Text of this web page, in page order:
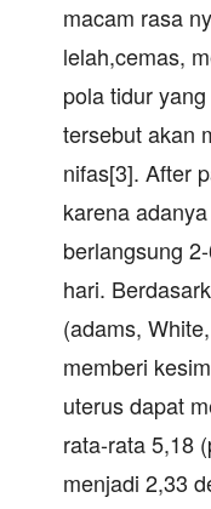
macam rasa
lelah,cemas,
pola tidur
tersebut akan
nifas[3]. After
karena
berlangsung
hari.
(adams,
memberi
uterus dapat
rata-rata 5,18
menjadi 2,33